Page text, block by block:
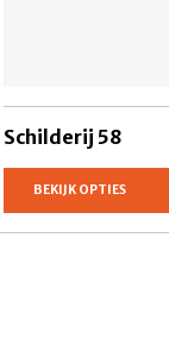
Schilderij 58
BEKIJK OPTIES